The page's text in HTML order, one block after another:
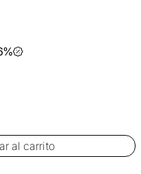
al carrito